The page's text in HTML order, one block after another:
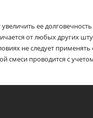
ее
от любых других
не следует
смеси проводится с